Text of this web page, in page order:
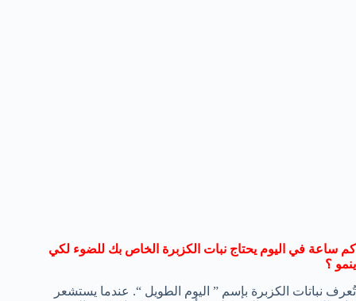
كم ساعة في اليوم يحتاج نبات الكزبرة الخاص بك للضوء لكي
ينمو ؟
تُعرف نباتات الكزبرة بإسم ” اليوم الطويل “. عندما يستشعر